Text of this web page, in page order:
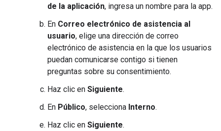
de la aplicación, ingresa un nombre para la app.
En Correo electrónico de asistencia al
usuario, elige una dirección de correo
electrónico de asistencia en la que los usuarios
puedan comunicarse contigo si tienen
preguntas sobre su consentimiento.
Haz clic en Siguiente.
En Público, selecciona Interno.
Haz clic en Siguiente.